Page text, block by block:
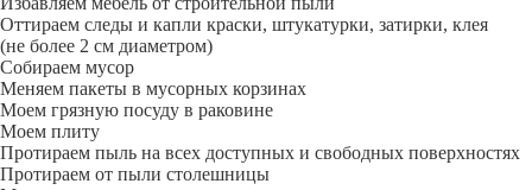
Оттираем следы и капли краски, штукатурки, затирки, клея
(не более 2 см диаметром)
Собираем мусор
Меняем пакеты в мусорных корзинах
Моем грязную посуду в раковине
Моем плиту
Протираем пыль на всех доступных и свободных поверхностях
Протираем от пыли столешницы